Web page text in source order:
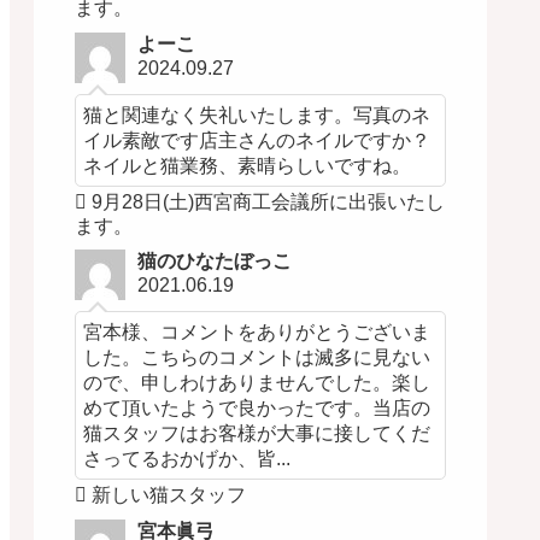
ます。
よーこ
2024.09.27
猫と関連なく失礼いたします。写真のネ
イル素敵です店主さんのネイルですか？
ネイルと猫業務、素晴らしいですね。
9月28日(土)西宮商工会議所に出張いたし
ます。
猫のひなたぼっこ
2021.06.19
宮本様、コメントをありがとうございま
した。こちらのコメントは滅多に見ない
ので、申しわけありませんでした。楽し
めて頂いたようで良かったです。当店の
猫スタッフはお客様が大事に接してくだ
さってるおかげか、皆...
新しい猫スタッフ
宮本眞弓